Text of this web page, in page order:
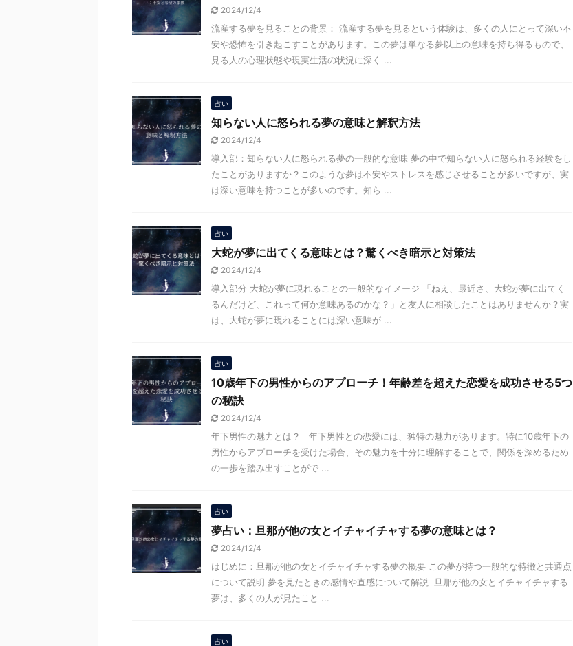
2024/12/4
流産する夢を見ることの背景： 流産する夢を見るという体験は、多くの人にとって深い不
安や恐怖を引き起こすことがあります。この夢は単なる夢以上の意味を持ち得るもので、
見る人の心理状態や現実生活の状況に深く ...
占い
知らない人に怒られる夢の意味と解釈方法
2024/12/4
導入部：知らない人に怒られる夢の一般的な意味 夢の中で知らない人に怒られる経験をし
たことがありますか？このような夢は不安やストレスを感じさせることが多いですが、実
は深い意味を持つことが多いのです。知ら ...
占い
大蛇が夢に出てくる意味とは？驚くべき暗示と対策法
2024/12/4
導入部分 大蛇が夢に現れることの一般的なイメージ 「ねえ、最近さ、大蛇が夢に出てく
るんだけど、これって何か意味あるのかな？」と友人に相談したことはありませんか？実
は、大蛇が夢に現れることには深い意味が ...
占い
10歳年下の男性からのアプローチ！年齢差を超えた恋愛を成功させる5つ
の秘訣
2024/12/4
年下男性の魅力とは？ 年下男性との恋愛には、独特の魅力があります。特に10歳年下の
男性からアプローチを受けた場合、その魅力を十分に理解することで、関係を深めるため
の一歩を踏み出すことがで ...
占い
夢占い：旦那が他の女とイチャイチャする夢の意味とは？
2024/12/4
はじめに：旦那が他の女とイチャイチャする夢の概要 この夢が持つ一般的な特徴と共通点
について説明 夢を見たときの感情や直感について解説 旦那が他の女とイチャイチャする
夢は、多くの人が見たこと ...
占い